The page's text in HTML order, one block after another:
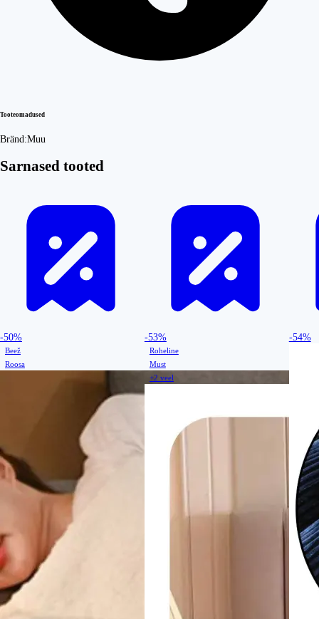
Tooteomadused
Bränd:Muu
Sarnased tooted
-50%
Beež
Roosa
-53%
Roheline
Must
+2 veel
-54%